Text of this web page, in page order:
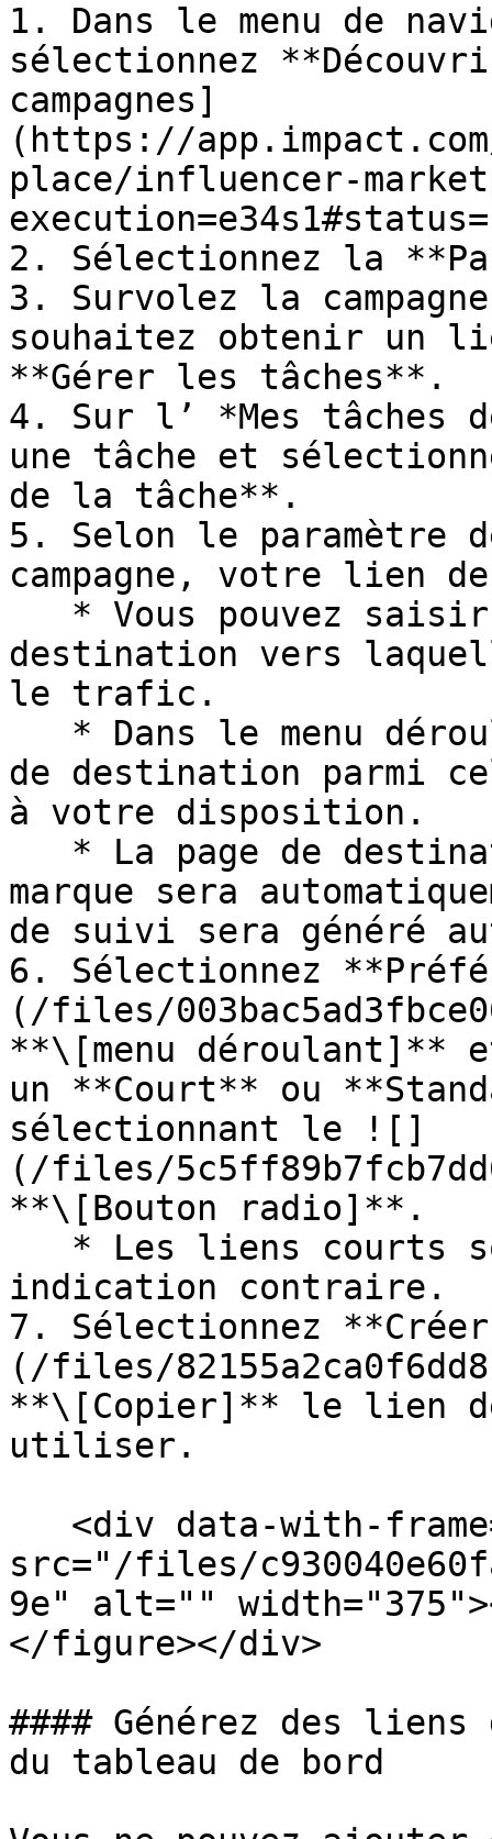
1. Dans le menu de
sélectionnez
campagnes]
(https://
place/influencer-
2. Sélectionnez la
3. Survolez la
souhaitez obtenir un
**Gérer les tâches**.
4. Sur l’ *Mes tâches
une tâche et
de la tâche**.
5. Selon le
campagne, votre lien
destination vers
le trafic.
de destination parmi
à votre disposition.
marque sera
de suivi sera généré
6. Sélectionnez
(/files/
**\[menu déroulant]**
un **Court** ou
sélectionnant le ![]
(/files/
**\[Bouton radio]**.
indication contraire.
7. Sélectionnez
(/files/
**\[Copier]** le lien
utiliser.
src="/files/
9e" alt=""
</figure></div>
#### Générez des
du tableau de bord